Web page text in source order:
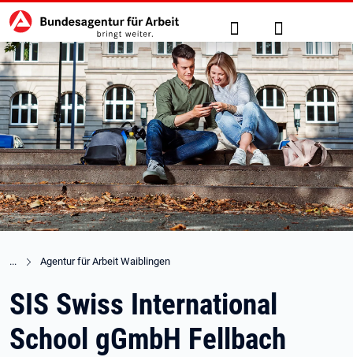
zu den Hauptinhalten springen
Hauptnavigation Suche Anmelden
Agentur für Arbeit Waiblingen
SIS Swiss International
School gGmbH Fellbach